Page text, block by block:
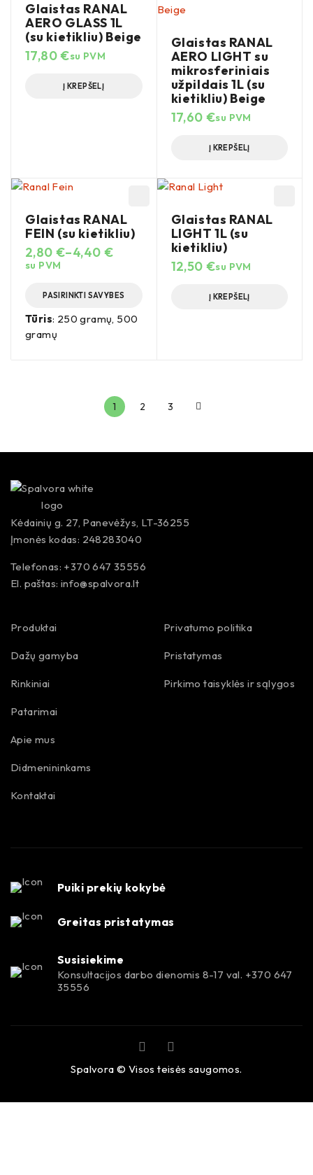
Glaistas RANAL
AERO GLASS 1L
(su kietikliu) Beige
17,80€su PVM
Į KREPŠELĮ
Glaistas RANAL
AERO LIGHT su
mikrosferiniais
užpildais 1L (su
kietikliu) Beige
17,60 €su PVM
Į KREPŠELĮ
Glaistas RANAL
FEIN (su kietikliu)
2,80 €–4,40 €
su PVM
PASIRINKTI SAVYBES
Tūris: 250 gramų, 500
gramų
Glaistas RANAL
LIGHT 1L (su
kietikliu)
12,50 €su PVM
Į KREPŠELĮ
1 2 3
Kėdainių g. 27, Panevėžys, LT-36255
Įmonės kodas: 248283040
Telefonas: +370 647 35556
El. paštas: info@spalvora.lt
Produktai
Dažų gamyba
Rinkiniai
Patarimai
Apie mus
Didmenininkams
Kontaktai
Privatumo politika
Pristatymas
Pirkimo taisyklės ir sąlygos
Puiki prekių kokybė
Greitas pristatymas
Susisiekime
Konsultacijos darbo dienomis 8-17 val. +370 647
35556
Spalvora © Visos teisės saugomos.